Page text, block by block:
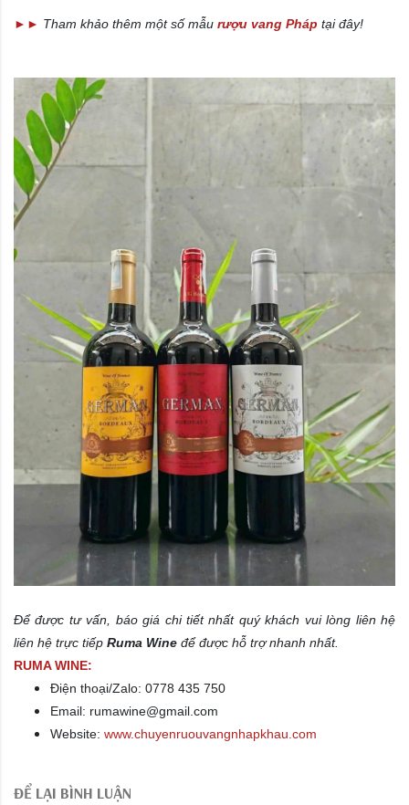
►► Tham khảo thêm một số mẫu rượu vang Pháp tại đây!
Để được tư vấn, báo giá chi tiết nhất quý khách vui lòng liên hệ
liên hệ trực tiếp Ruma Wine để được hỗ trợ nhanh nhất.
RUMA WINE:
Điện thoại/Zalo: 0778 435 750
Email: rumawine@gmail.com
Website: www.chuyenruouvangnhapkhau.com
ĐỂ LẠI BÌNH LUẬN